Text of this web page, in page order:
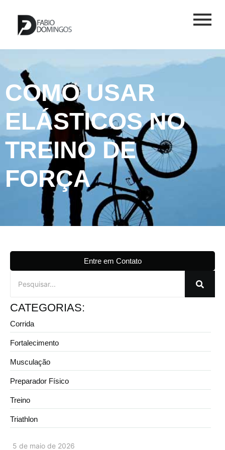
COMO USAR
ELÁSTICOS NO
TREINO DE
FORÇA
5 de maio de 2026
Entre em Contato
CATEGORIAS:
Corrida
Fortalecimento
Musculação
Preparador Físico
Treino
Triathlon